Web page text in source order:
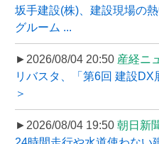
坂手建設(株)、建設現場の
グルーム ...
►2026/08/04 20:50 産経ニ
リバスタ、「第6回 建設
＞
►2026/08/04 19:50 朝日新